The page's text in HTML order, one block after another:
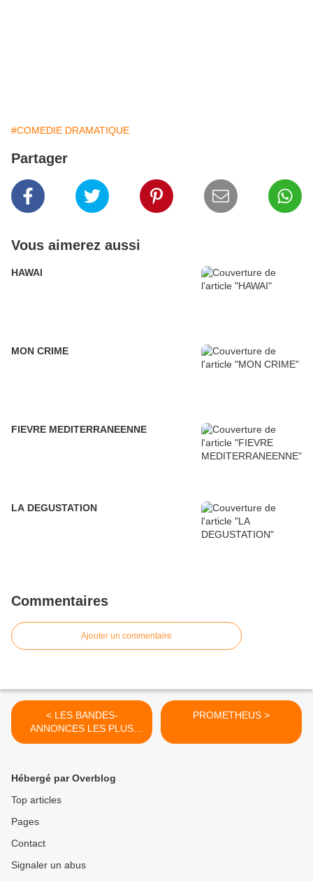
#COMEDIE DRAMATIQUE
Partager
Vous aimerez aussi
HAWAI
MON CRIME
FIEVRE MEDITERRANEENNE
LA DEGUSTATION
Commentaires
Ajouter un commentaire
< LES BANDES-
ANNONCES LES PLUS
ATTIRANTES !
PROMETHEUS >
Hébergé par Overblog
Top articles
Pages
Contact
Signaler un abus